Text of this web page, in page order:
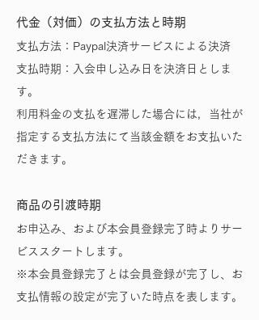
代金（対価）の支払方法と時期
支払方法：Paypal決済サービスによる決済
支払時期：入会申し込み日を決済日としま
す。
利用料金の支払を遅滞した場合には，当社が
指定する支払方法にて当該金額をお支払いた
だきます。
商品の引渡時期
お申込み、および本会員登録完了時よりサー
ビススタートします。
※本会員登録完了とは会員登録が完了し、お
支払情報の設定が完了いた時点を表します。